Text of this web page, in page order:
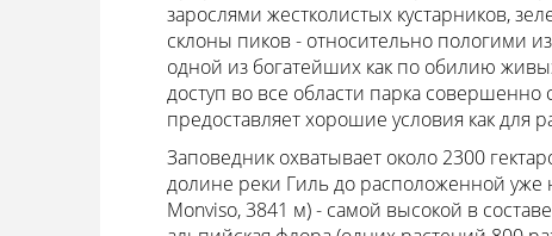
зарослями жестколистых кустарников,
склоны пиков - относительно пологими
одной из богатейших как по обилию
доступ во все области парка
предоставляет хорошие условия как для
Заповедник охватывает около 2300
долине реки Гиль до расположенной уже
Monviso, 3841 м) - самой высокой в